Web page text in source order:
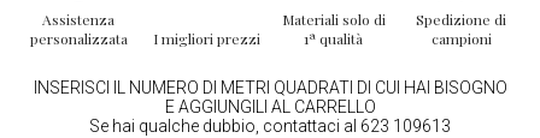
Assistenza
personalizzata
I migliori prezzi
Materiali solo di
1ª qualità
Spedizione di
campioni
INSERISCI IL NUMERO DI METRI QUADRATI DI CUI HAI BISOGNO
E AGGIUNGILI AL CARRELLO
Se hai qualche dubbio, contattaci al 623 109613